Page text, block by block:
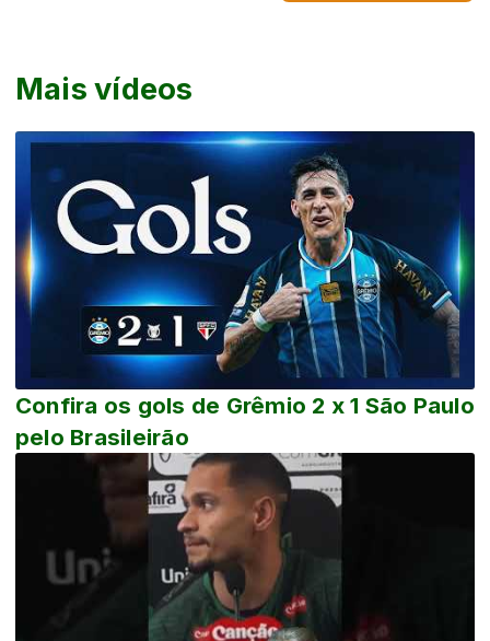
Mais vídeos
Confira os gols de Grêmio 2 x 1 São Paulo
pelo Brasileirão